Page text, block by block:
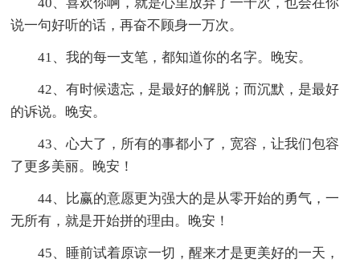
说一句好听的话，再奋不顾身一万次。
41、我的每一支笔，都知道你的名字。晚安。
42、有时候遗忘，是最好的解脱；而沉默，是最好
的诉说。晚安。
43、心大了，所有的事都小了，宽容，让我们包容
了更多美丽。晚安！
44、比赢的意愿更为强大的是从零开始的勇气，一
无所有，就是开始拼的理由。晚安！
45、睡前试着原谅一切，醒来才是更美好的一天，